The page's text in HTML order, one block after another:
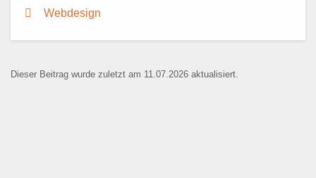
Webdesign
Dieser Beitrag wurde zuletzt am 11.07.2026 aktualisiert.